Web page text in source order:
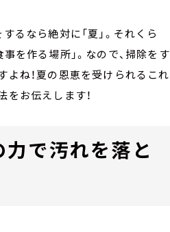
るなら絶対に「夏」。それくら
を作る場所」。なので、掃除をす
よね！夏の恩恵を受けられるこれ
をお伝えします！
力で汚れを落と